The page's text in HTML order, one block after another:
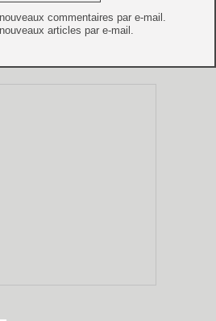
commentaires par e-mail.
articles par e-mail.